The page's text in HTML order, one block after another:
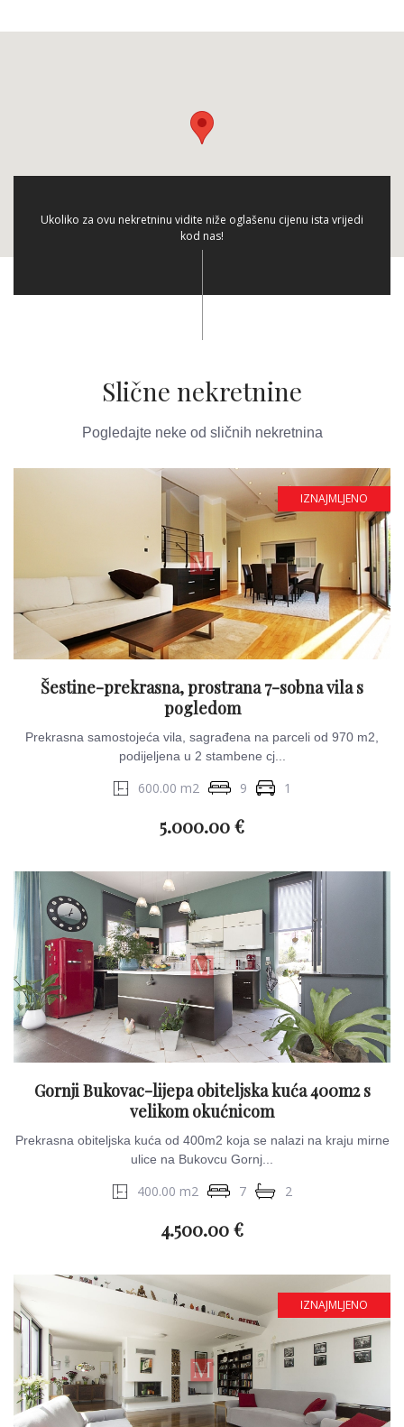
Ukoliko za ovu nekretninu vidite niže oglašenu cijenu ista vrijedi
kod nas!
Slične nekretnine
Pogledajte neke od sličnih nekretnina
IZNAJMLJENO
Šestine-prekrasna, prostrana 7-sobna vila s
pogledom
Prekrasna samostojeća vila, sagrađena na parceli od 970 m2,
podijeljena u 2 stambene cj...
600.00 m2 9 1
5.000.00 €
Gornji Bukovac-lijepa obiteljska kuća 400m2 s
velikom okućnicom
Prekrasna obiteljska kuća od 400m2 koja se nalazi na kraju mirne
ulice na Bukovcu Gornj...
400.00 m2 7 2
4.500.00 €
IZNAJMLJENO